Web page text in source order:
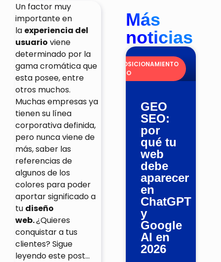
Un factor muy
importante en
la experiencia del
usuario viene
determinado por la
gama cromática que
esta posee, entre
otros muchos.
Muchas empresas ya
tienen su línea
corporativa definida,
pero nunca viene de
más, saber las
referencias de
algunos de los
colores para poder
aportar significado a
tu diseño
web.¿Quieres
conquistar a tus
clientes? Sigue
leyendo este post…
Más
noticias
POSICIONAMIENTO
SEO
GEO
SEO:
por
qué tu
web
debe
aparecer
en
ChatGPT
y
Google
AI en
2026